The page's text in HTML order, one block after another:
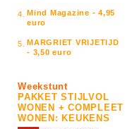
4. Mind Magazine - 4,95
euro
5. MARGRIET VRIJETIJD
- 3,50 euro
Weekstunt
PAKKET STIJLVOL
WONEN + COMPLEET
WONEN: KEUKENS